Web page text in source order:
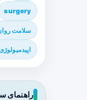
surgery
سلامت
اپیدمیولوژی
راهنمای